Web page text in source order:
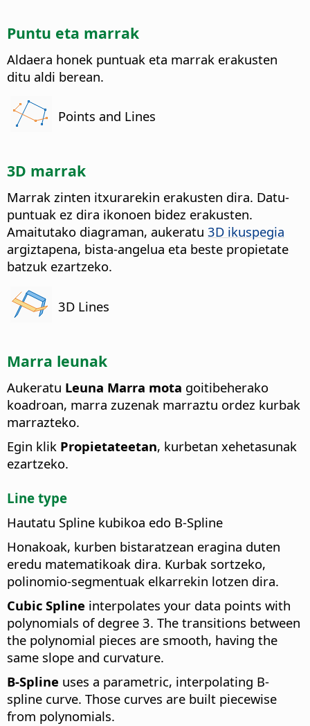
Puntu eta marrak
Aldaera honek puntuak eta marrak erakusten
ditu aldi berean.
Points and Lines
3D marrak
Marrak zinten itxurarekin erakusten dira. Datu-
puntuak ez dira ikonoen bidez erakusten.
Amaitutako diagraman, aukeratu 3D ikuspegia
argiztapena, bista-angelua eta beste propietate
batzuk ezartzeko.
3D Lines
Marra leunak
Aukeratu Leuna Marra mota goitibeherako
koadroan, marra zuzenak marraztu ordez kurbak
marrazteko.
Egin klik Propietateetan, kurbetan xehetasunak
ezartzeko.
Line type
Hautatu Spline kubikoa edo B-Spline
Honakoak, kurben bistaratzean eragina duten
eredu matematikoak dira. Kurbak sortzeko,
polinomio-segmentuak elkarrekin lotzen dira.
Cubic Spline interpolates your data points with
polynomials of degree 3. The transitions between
the polynomial pieces are smooth, having the
same slope and curvature.
B-Spline uses a parametric, interpolating B-
spline curve. Those curves are built piecewise
from polynomials.